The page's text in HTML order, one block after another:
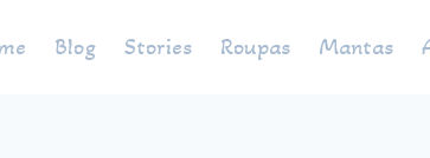
Blog Stories Roupas Mantas